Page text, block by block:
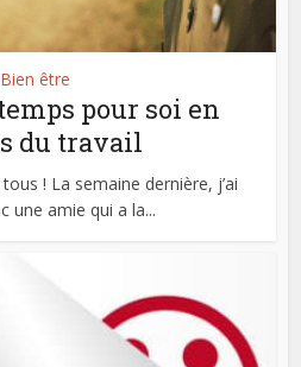
Bien être
pour soi en
du travail
! La semaine dernière, j’ai
une amie qui a la...